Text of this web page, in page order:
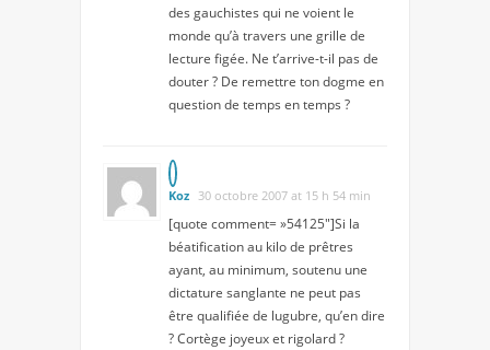
des gauchistes qui ne voient le
monde qu’à travers une grille de
lecture figée. Ne t’arrive-t-il pas de
douter ? De remettre ton dogme en
question de temps en temps ?
Koz 30 octobre 2007 at 15 h 54 min
[quote comment= »54125″]Si la
béatification au kilo de prêtres
ayant, au minimum, soutenu une
dictature sanglante ne peut pas
être qualifiée de lugubre, qu’en dire
? Cortège joyeux et rigolard ?